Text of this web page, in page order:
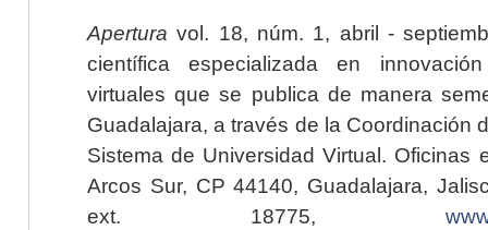
Apertura vol. 18, núm. 1, abril -
científica especializada en
virtuales que se publica de manera
Guadalajara, a través de la Coordinación
Sistema de Universidad Virtual. Oficinas
Arcos Sur, CP 44140, Guadalajara,
ext. 18775,